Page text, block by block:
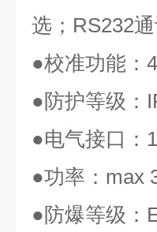
选； RS232
●校准功能：
●防护等级：
●电气接口：
●功率： max
●防爆等级：